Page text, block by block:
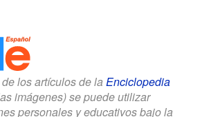
los artículos de la Enciclopedia
imágenes) se puede utilizar
personales y educativos bajo la